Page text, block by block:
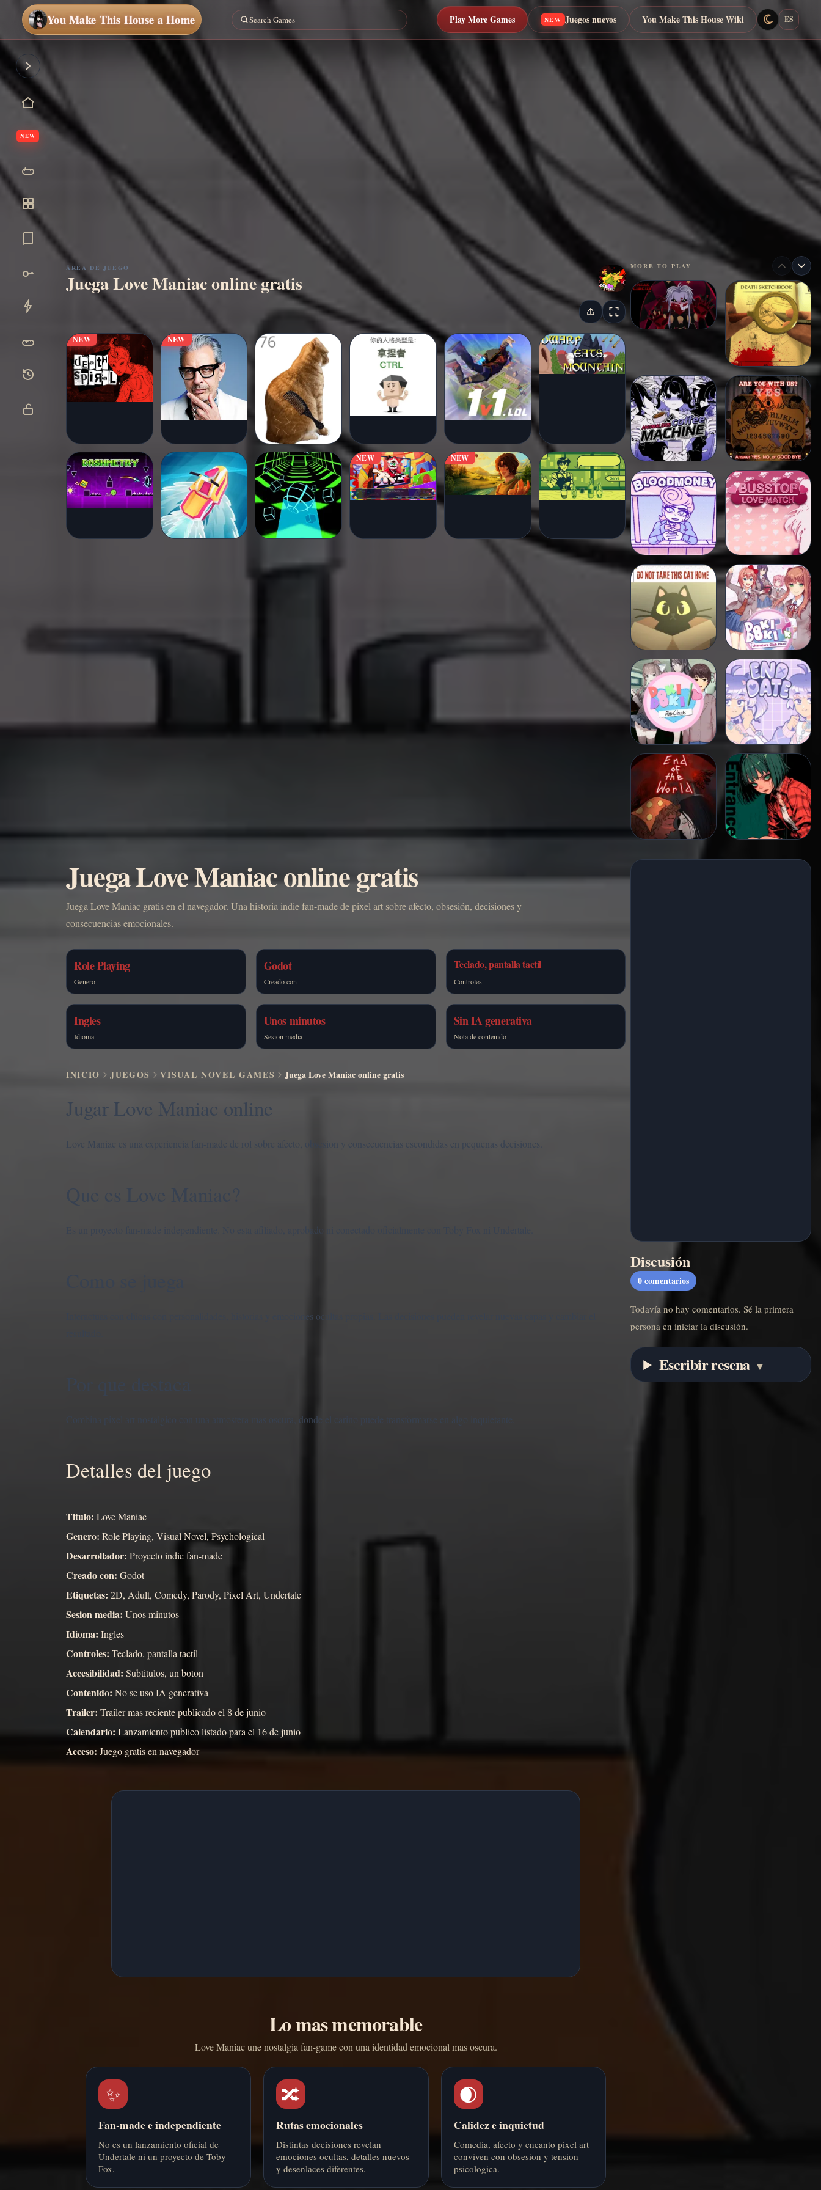
You Make This House a Home Play More Games NEW Juegos nuevos You Make This House Wiki ES
NEW
Jugar
ahora
ÁREA DE JUEGO
Juega Love Maniac online gratis
NEW NEW
NEW NEW
MORE TO PLAY
Juega Love Maniac online gratis
Juega Love Maniac gratis en el navegador. Una historia indie fan-made de pixel art sobre afecto, obsesión, decisiones y
consecuencias emocionales.
Role Playing
Genero
Godot
Creado con
Teclado, pantalla tactil
Controles
Ingles
Idioma
Unos minutos
Sesion media
Sin IA generativa
Nota de contenido
INICIO JUEGOS VISUAL NOVEL GAMES Juega Love Maniac online gratis
Jugar Love Maniac online
Love Maniac es una experiencia fan-made de rol sobre afecto, obsesion y consecuencias escondidas en pequenas decisiones.
Que es Love Maniac?
Es un proyecto fan-made independiente. No esta afiliado, aprobado ni conectado oficialmente con Toby Fox ni Undertale.
Interactuas con chicas con personalidades, historias y emociones ocultas propias. Las decisiones pueden revelar nuevas capas y cambiar el
Combina pixel art nostalgico con una atmosfera mas oscura, donde el carino puede transformarse en algo inquietante.
Detalles del juego
Titulo: Love Maniac
Genero: Role Playing, Visual Novel, Psychological
Desarrollador: Proyecto indie fan-made
Creado con: Godot
Etiquetas: 2D, Adult, Comedy, Parody, Pixel Art, Undertale
Sesion media: Unos minutos
Idioma: Ingles
Controles: Teclado, pantalla tactil
Accesibilidad: Subtitulos, un boton
Contenido: No se uso IA generativa
Trailer: Trailer mas reciente publicado el 8 de junio
Calendario: Lanzamiento publico listado para el 16 de junio
Acceso: Juego gratis en navegador
Lo mas memorable
Love Maniac une nostalgia fan-game con una identidad emocional mas oscura.
✨
Fan-made e independiente
No es un lanzamiento oficial de
Undertale ni un proyecto de Toby
Fox.
🔀
Rutas emocionales
Distintas decisiones revelan
emociones ocultas, detalles nuevos
y desenlaces diferentes.
🌒
Calidez e inquietud
Comedia, afecto y encanto pixel art
conviven con obsesion y tension
psicologica.
Discusión
0 comentarios
Todavía no hay comentarios. Sé la primera
persona en iniciar la discusión.
Escribir resena ▼